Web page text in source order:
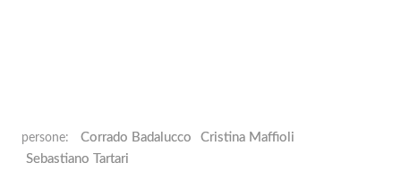
persone: Corrado Badalucco
Cristina Maffioli
Sebastiano Tartari